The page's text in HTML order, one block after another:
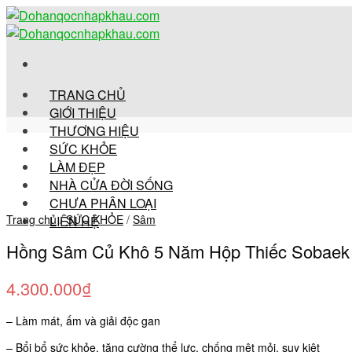
Skip
to
TRANG CHỦ
GIỚI THIỆU
THƯƠNG HIỆU
SỨC KHỎE
LÀM ĐẸP
NHÀ CỬA ĐỜI SỐNG
CHƯA PHÂN LOẠI
LIÊN HỆ
Trang chủ / SỨC KHỎE / Sâm
Hồng Sâm Củ Khô 5 Năm Hộp Thiếc
4.300.000₫
– Làm mát, ấm và giải độc gan
– Bổi bổ sức khỏe, tăng cường thể lực, chống mệt mỏi, suy kiệt